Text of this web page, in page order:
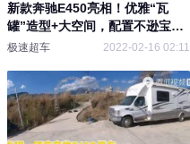
新款奔驰E450亮相！优雅“瓦
罐”造型+大空间，配置不逊宝马
5系
极速超车 2022-02-16 02:11